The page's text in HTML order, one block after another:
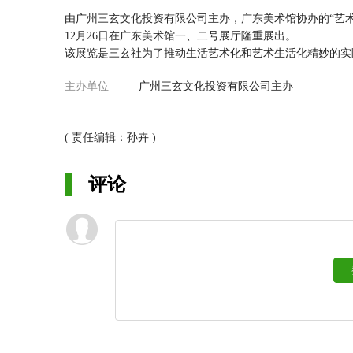
由广州三玄文化投资有限公司主办，广东美术馆协办的“
12月26日在广东美术馆一、二号展厅隆重展出。
该展览是三玄社为了推动生活艺术化和艺术生活化精妙的
期的古物精品，观众将在充满传统艺术严肃典雅的气氛中
主，搭配精美珍贵的中国瓷器，让人回想起中国经济鼎盛
代简约以现代简约干练的风格是现今最受人们欢迎和喜爱
中式情节也是其品位的绝佳体现。
出版权。活画的特色是：所改编的画都是世界著名画作，
已经很难在市面上流通，即使是名画的版画也是可遇不可
活画多变的画面，配上精挑细选的音乐，带领观赏者进入
主办单位 广州三玄文化投资有限公司主办
( 责任编辑：孙卉 )
评论